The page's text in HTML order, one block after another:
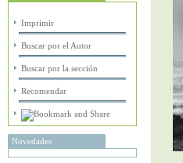
Imprimir
Buscar por el Autor
Buscar por la sección
Recomendar
Novedades
Su